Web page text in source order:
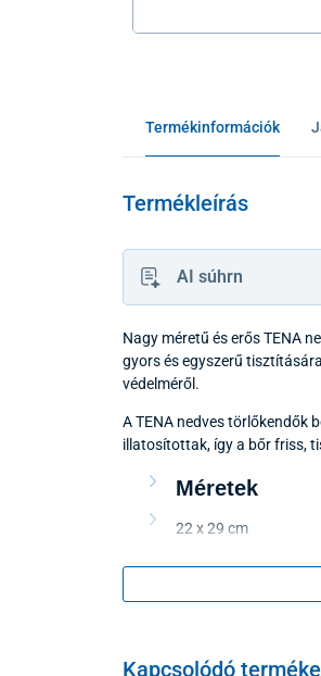
Termékinformációk
Termékleírás
AI súhrn
Nagy méretű és erős TENA
gyors és egyszerű
védelméről.
A TENA nedves törlőkendők
illatosítottak, így a bőr friss,
Méretek
22 x 29 cm
Kapcsolódó